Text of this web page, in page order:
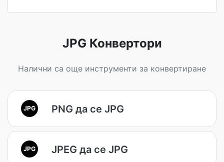
JPG Конвертори
Налични са още инструменти за конвертиране
JPG PNG да се JPG
JPG JPEG да се JPG